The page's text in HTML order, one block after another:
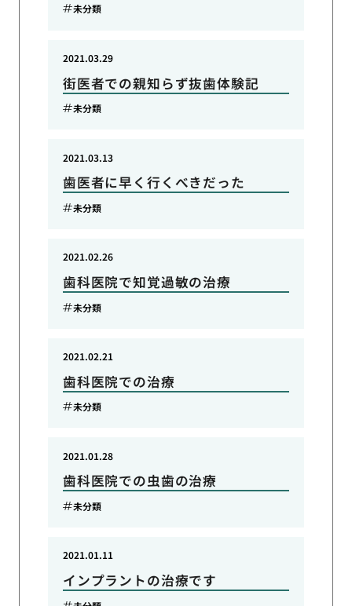
未分類
街医者での親知らず抜歯体験記
2021.03.29
未分類
歯医者に早く行くべきだった
2021.03.13
未分類
歯科医院で知覚過敏の治療
2021.02.26
未分類
歯科医院での治療
2021.02.21
未分類
歯科医院での虫歯の治療
2021.01.28
未分類
インプラントの治療です
2021.01.11